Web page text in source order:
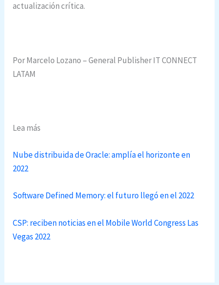
actualización crítica.
Por Marcelo Lozano – General Publisher IT CONNECT
LATAM
Lea más
Nube distribuida de Oracle: amplía el horizonte en
2022
Software Defined Memory: el futuro llegó en el 2022
CSP: reciben noticias en el Mobile World Congress Las
Vegas 2022